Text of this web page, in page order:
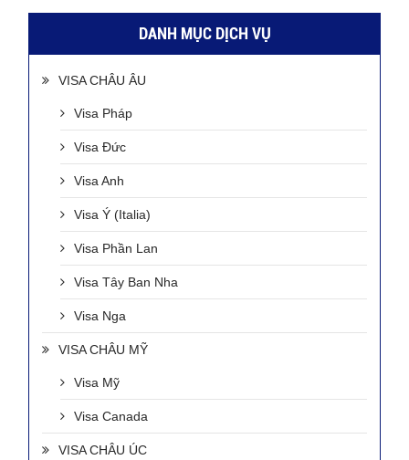
DANH MỤC DỊCH VỤ
VISA CHÂU ÂU
Visa Pháp
Visa Đức
Visa Anh
Visa Ý (Italia)
Visa Phần Lan
Visa Tây Ban Nha
Visa Nga
VISA CHÂU MỸ
Visa Mỹ
Visa Canada
VISA CHÂU ÚC